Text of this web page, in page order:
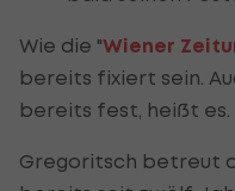
Wie die "Wiener
bereits fixiert sein.
bereits fest, heißt es.
Gregoritsch betreut